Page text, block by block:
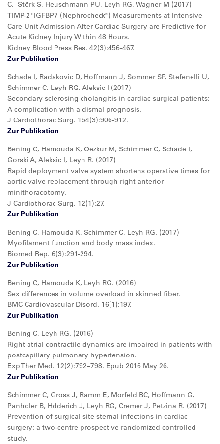
C, Störk S, Heuschmann PU, Leyh RG, Wagner M (2017)
TIMP-2*IGFBP7 (Nephrocheck®) Measurements at Intensive
Care Unit Admission After Cardiac Surgery are Predictive for
Acute Kidney Injury Within 48 Hours.
Kidney Blood Press Res. 42(3):456-467.
Zur Publikation
Schade I, Radakovic D, Hoffmann J, Sommer SP, Stefenelli U,
Schimmer C, Leyh RG, Aleksic I (2017)
Secondary sclerosing cholangitis in cardiac surgical patients:
A complication with a dismal prognosis.
J Cardiothorac Surg. 154(3):906-912.
Zur Publikation
Bening C, Hamouda K, Oezkur M, Schimmer C, Schade I,
Gorski A, Aleksic I, Leyh R. (2017)
Rapid deployment valve system shortens operative times for
aortic valve replacement through right anterior
minithoracotomy.
J Cardiothorac Surg. 12(1):27.
Zur Publikation
Bening C, Hamouda K, Schimmer C, Leyh RG. (2017)
Myofilament function and body mass index.
Biomed Rep. 6(3):291-294.
Zur Publikation
Bening C, Hamouda K, Leyh RG. (2016)
Sex differences in volume overload in skinned fiber.
BMC Cardiovascular Disord. 16(1):197.
Zur Publikation
Bening C, Leyh RG. (2016)
Right atrial contractile dynamics are impaired in patients with
postcapillary pulmonary hypertension.
Exp Ther Med. 12(2):792–798. Epub 2016 May 26.
Zur Publikation
Schimmer C, Gross J, Ramm E, Morfeld BC, Hoffmann G,
Panholer B, Hdderich J, Leyh RG, Cremer J, Petzina R. (2017)
Prevention of surgical site sternal infections in cardiac
surgery: a two-centre prospective randomized controlled
study.